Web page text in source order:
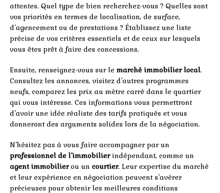
attentes. Quel type de bien recherchez-vous ? Quelles sont
vos priorités en termes de localisation, de surface,
d’agencement ou de prestations ? Établissez une liste
précise de vos critères essentiels et de ceux sur lesquels
vous êtes prêt à faire des concessions.
Ensuite, renseignez-vous sur le marché immobilier local.
Consultez les annonces, visitez d’autres programmes
neufs, comparez les prix au mètre carré dans le quartier
qui vous intéresse. Ces informations vous permettront
d’avoir une idée réaliste des tarifs pratiqués et vous
donneront des arguments solides lors de la négociation.
N’hésitez pas à vous faire accompagner par un
professionnel de l’immobilierindépendant, comme un
agent immobilierou un courtier. Leur expertise du marché
et leur expérience en négociation peuvent s’avérer
précieuses pour obtenir les meilleures conditions